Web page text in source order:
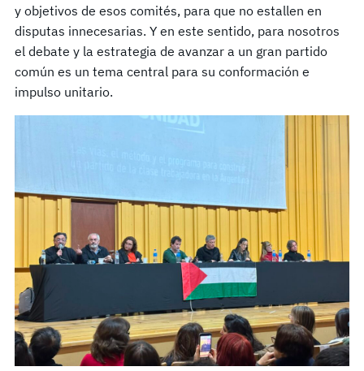
y objetivos de esos comités, para que no estallen en
disputas innecesarias. Y en este sentido, para nosotros
el debate y la estrategia de avanzar a un gran partido
común es un tema central para su conformación e
impulso unitario.